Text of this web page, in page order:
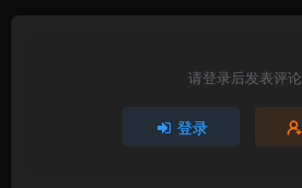
请登录后发表评论
登录